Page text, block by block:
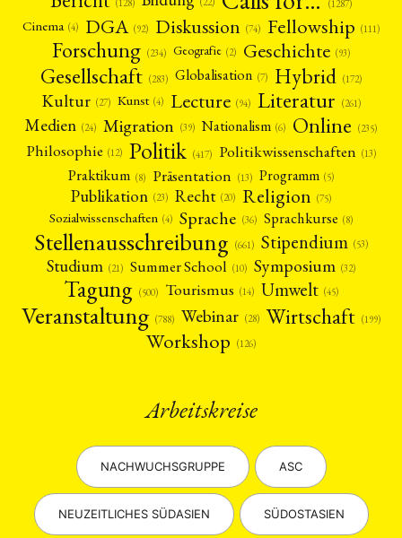
(128) (1287)
Cinema (4) DGA (92) Diskussion (74) Fellowship (111)
Forschung (234) Geografie (2) Geschichte (93)
Gesellschaft (283) Globalisation (7) Hybrid (172)
Kultur (27) Kunst (4) Lecture (94) Literatur (261)
Medien (24) Migration (39) Nationalism (6) Online (235)
Philosophie (12) Politik (417) Politikwissenschaften (13)
Praktikum (8) Präsentation (13) Programm (5)
Publikation (23) Recht (20) Religion (75)
Sozialwissenschaften (4) Sprache (36) Sprachkurse (8)
Stellenausschreibung (661) Stipendium (53)
Studium (21) Summer School (10) Symposium (32)
Tagung (500) Tourismus (14) Umwelt (45)
Veranstaltung (788) Webinar (28) Wirtschaft (199)
Workshop (126)
Arbeitskreise
NACHWUCHSGRUPPE ASC
NEUZEITLICHES SÜDASIEN SÜDOSTASIEN